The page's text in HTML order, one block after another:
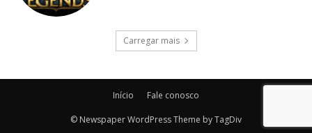
Carregar mais
Início Fale conosco
© Newspaper WordPress Theme by TagDiv